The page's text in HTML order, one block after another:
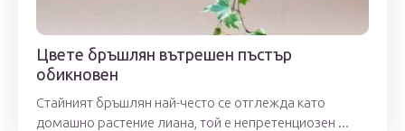
Цвете бръшлян вътрешен пъстър
обикновен
Стайният бръшлян най-често се отглежда като
домашно растение лиана, той е непретенциозен ...